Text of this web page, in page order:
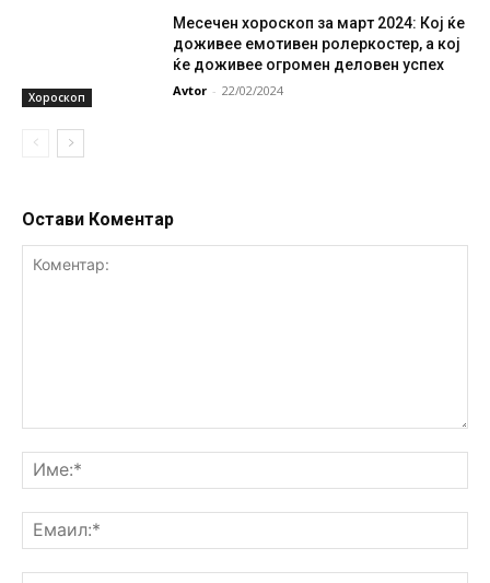
Хороскоп
Месечен хороскоп за март 2024: Кој ќе
доживее емотивен ролеркостер, а кој
ќе доживее огромен деловен успех
Avtor - 22/02/2024
Остави Коментар